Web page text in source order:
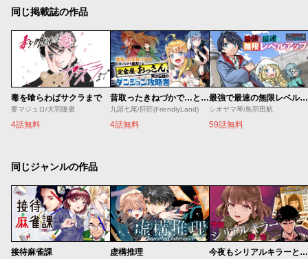
同じ掲載誌の作品
毒を喰らわばサクラまで
要マジュロ/大羽隆廣
4話無料
昔取ったきねづかで…と言いながら無双する定食屋のおっさん、実は伝説のダンジョン攻略者
九頭七尾/肝匠(FriendlyLand)
4話無料
最強で最速の無限レベルアップ ～スキル【経験値１０００倍】と【レベルフリー】でレベル上限の枷が外れた俺は無双する～
シオヤマ琴/鳥羽田航
59話無料
同じジャンルの作品
接待麻雀課 虚構推理 今夜もシリアルキラーと待ち合わせ